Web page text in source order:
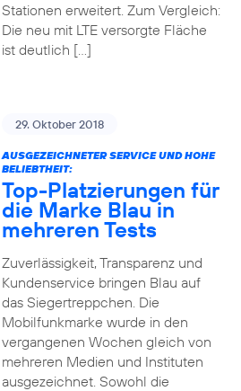
Stationen erweitert. Zum Vergleich:
Die neu mit LTE versorgte Fläche
ist deutlich […]
29. Oktober 2018
AUSGEZEICHNETER SERVICE UND HOHE
BELIEBTHEIT:
Top-Platzierungen für
die Marke Blau in
mehreren Tests
Zuverlässigkeit, Transparenz und
Kundenservice bringen Blau auf
das Siegertreppchen. Die
Mobilfunkmarke wurde in den
vergangenen Wochen gleich von
mehreren Medien und Instituten
ausgezeichnet. Sowohl die